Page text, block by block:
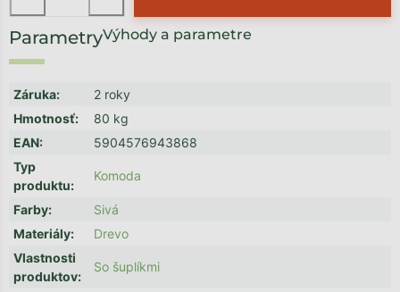
Výhody a parametre
Záruka:
2 roky
Hmotnosť:
80 kg
EAN:
5904576943868
Typ
produktu:
Komoda
Farby:
Sivá
Materiály:
Drevo
Vlastnosti
produktov:
So šuplíkmi